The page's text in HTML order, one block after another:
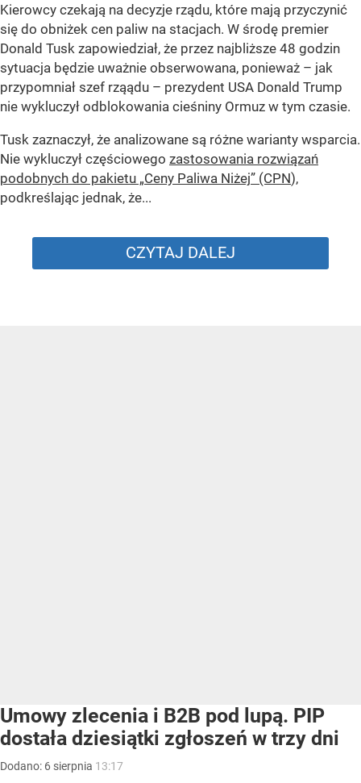
Kierowcy czekają na decyzje rządu, które mają przyczynić
się do obniżek cen paliw na stacjach. W środę premier
Donald Tusk zapowiedział, że przez najbliższe 48 godzin
sytuacja będzie uważnie obserwowana, ponieważ – jak
przypomniał szef rząądu – prezydent USA Donald Trump
nie wykluczył odblokowania cieśniny Ormuz w tym czasie.
Tusk zaznaczył, że analizowane są różne warianty wsparcia.
Nie wykluczył częściowego zastosowania rozwiązań
podobnych do pakietu „Ceny Paliwa Niżej” (CPN),
podkreślając jednak, że...
CZYTAJ DALEJ
Umowy zlecenia i B2B pod lupą. PIP
dostała dziesiątki zgłoszeń w trzy dni
Dodano: 6 sierpnia 13:17